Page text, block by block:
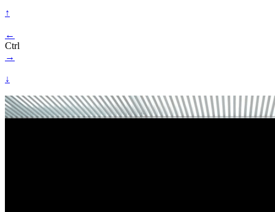
↑
←
Ctrl
→
↓